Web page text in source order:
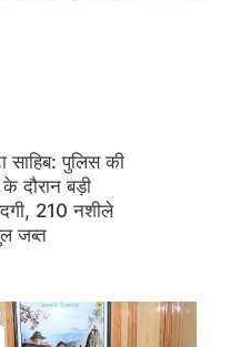
साहिब: पुलिस की
दौरान बड़ी
210 नशीले
जब्त